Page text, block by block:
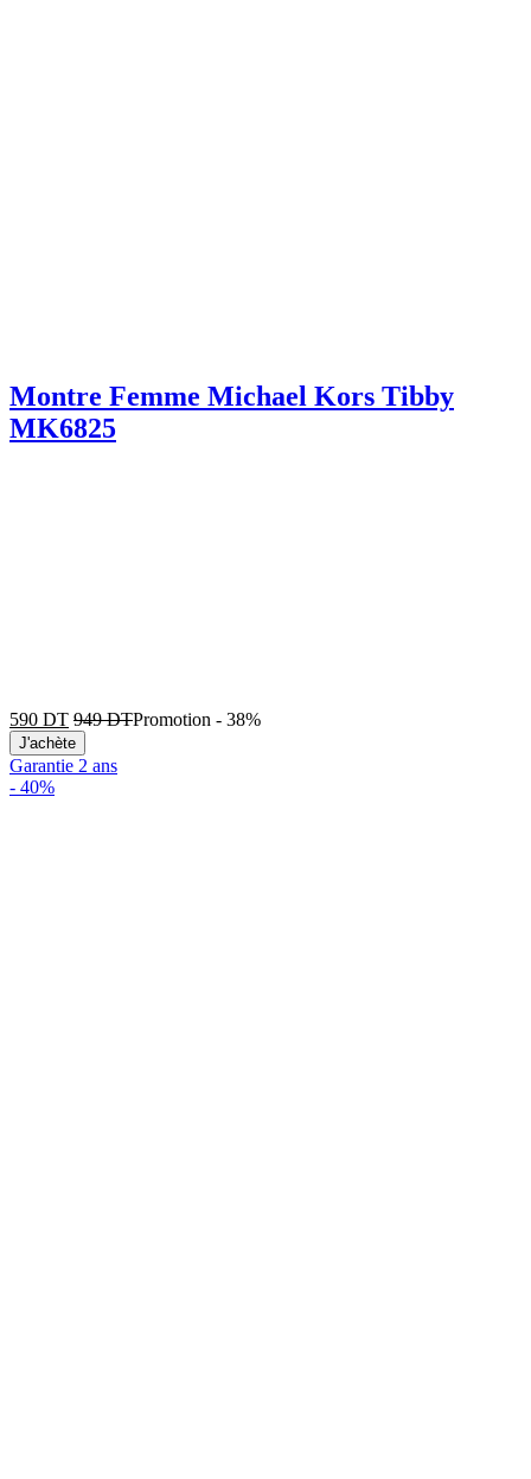
Montre Femme Michael Kors Tibby
MK6825
590 DT 949DTPromotion - 38%
J'achète
Garantie 2 ans
- 40%